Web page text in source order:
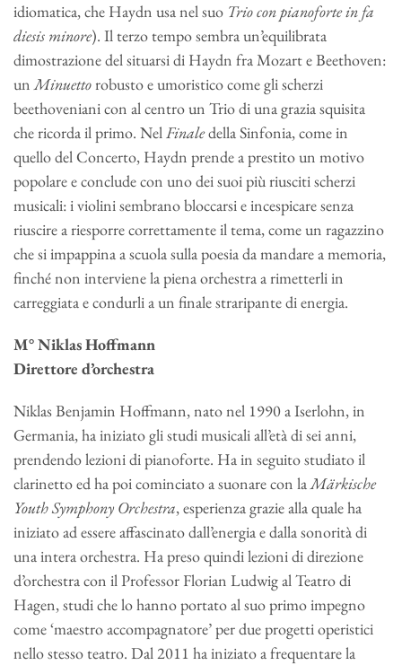
idiomatica, che Haydn usa nel suo Triocon pianoforte in fa
diesis minore). Il terzo tempo sembra un’equilibrata
dimostrazione del situarsi di Haydn fra Mozart e Beethoven:
unMinuettorobusto e umoristico come gli scherzi
beethoveniani con al centro un Trio di una grazia squisita
che ricorda il primo. NelFinaledella Sinfonia, come in
quello del Concerto, Haydn prende a prestito un motivo
popolare e conclude con uno dei suoi più riusciti scherzi
musicali: i violini sembrano bloccarsi e incespicare senza
riuscire a riesporre correttamente il tema, come un ragazzino
che si impappina a scuola sulla poesia da mandare a memoria,
finché non interviene la piena orchestra a rimetterli in
carreggiata e condurli a un finale straripante di energia.
M° Niklas Hoffmann
Direttore d’orchestra
Niklas Benjamin Hoffmann, nato nel 1990 a Iserlohn, in
Germania, ha iniziato gli studi musicali all’età di sei anni,
prendendo lezioni di pianoforte. Ha in seguito studiato il
clarinetto ed ha poi cominciato a suonare con laMärkische
Youth Symphony Orchestra, esperienza grazie alla quale ha
iniziato ad essere affascinato dall’energia e dalla sonorità di
una intera orchestra. Ha preso quindi lezioni di direzione
d’orchestra con il Professor Florian Ludwig al Teatro di
Hagen, studi che lo hanno portato al suo primo impegno
come ‘maestro accompagnatore’ per due progetti operistici
nello stesso teatro. Dal 2011 ha iniziato a frequentare la